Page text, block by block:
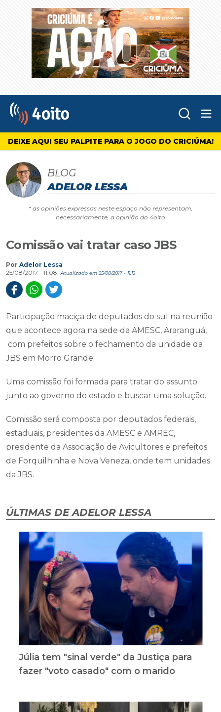
4oito
DEIXE AQUI SEU PALPITE PARA O JOGO DO CRICIÚMA!
BLOG
ADELOR LESSA
* as opiniões expressas neste espaço não representam,
necessariamente, a opinião do 4oito
Comissão vai tratar caso JBS
Por Adelor Lessa
25/08/2017 - 11:08
Atualizado em 25/08/2017 - 11:12
Participação maciça de deputados do sul na reunião
que acontece agora na sede da AMESC, Araranguá,
com prefeitos sobre o fechamento da unidade da
JBS em Morro Grande.
Uma comissão foi formada para tratar do assunto
junto ao governo do estado e buscar uma solução.
Comissão será composta por deputados federais,
estaduais, presidentes da AMESC e AMREC,
presidente da Associação de Avicultores e prefeitos
de Forquilhinha e Nova Veneza, onde tem unidades
da JBS.
ÚLTIMAS DE ADELOR LESSA
Júlia tem "sinal verde" da Justiça para
fazer "voto casado" com o marido